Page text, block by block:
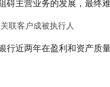
联客户成被执行人
行近两年在盈利和资产质